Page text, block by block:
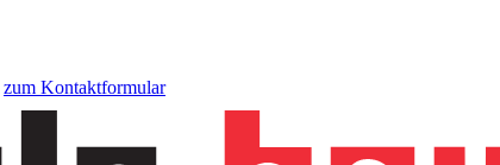
zum Kontaktformular